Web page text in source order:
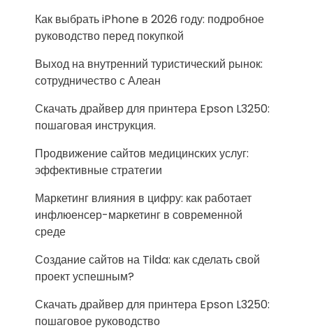
Как выбрать iPhone в 2026 году: подробное
руководство перед покупкой
Выход на внутренний туристический рынок:
сотрудничество с Алеан
Скачать драйвер для принтера Epson L3250:
пошаговая инструкция.
Продвижение сайтов медицинских услуг:
эффективные стратегии
Маркетинг влияния в цифру: как работает
инфлюенсер-маркетинг в современной
среде
Создание сайтов на Tilda: как сделать свой
проект успешным?
Скачать драйвер для принтера Epson L3250:
пошаговое руководство